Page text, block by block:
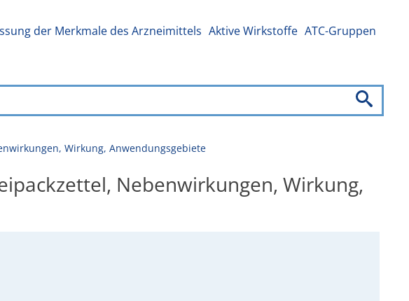
der Merkmale des Arzneimittels Aktive Wirkstoffe ATC-Gruppen
Wirkung, Anwendungsgebiete
Nebenwirkungen, Wirkung,